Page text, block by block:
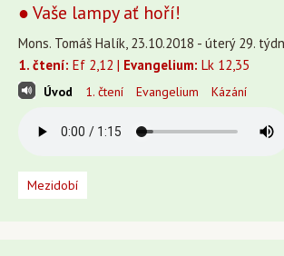
● Vaše lampy ať hoří!
Mons. Tomáš Halík, 23.10.2018 - úterý 29.
1. čtení: Ef 2,12 | Evangelium: Lk 12,35
Úvod 1. čtení Evangelium Kázání
Mezidobí